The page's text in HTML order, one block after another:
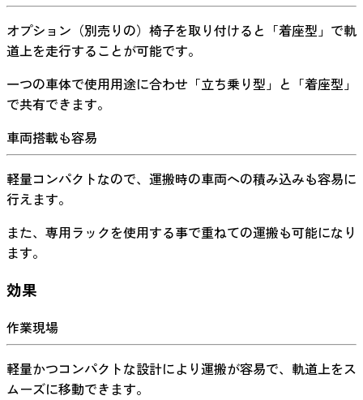
オプション（別売りの）椅子を取り付けると「着座型」で軌
道上を走行することが可能です。
一つの車体で使用用途に合わせ「立ち乗り型」と「着座型」
で共有できます。
車両搭載も容易
軽量コンパクトなので、運搬時の車両への積み込みも容易に
行えます。
また、専用ラックを使用する事で重ねての運搬も可能になり
ます。
効果
作業現場
軽量かつコンパクトな設計により運搬が容易で、軌道上をス
ムーズに移動できます。